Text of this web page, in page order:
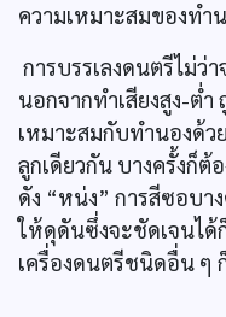
ความเหมาะสมของทำ
การบรรเลงดนตรีไม่ว่
นอกจากทำเสียงสูง-ต่ำ
เหมาะสมกับทำนองด้ว
ลูกเดียวกัน บางครั้งก็ต้
ดัง “หน่ง” การสีซอบา
ให้ดุดันซึ่งจะชัดเจนไ
เครื่องดนตรีชนิดอื่น ๆ